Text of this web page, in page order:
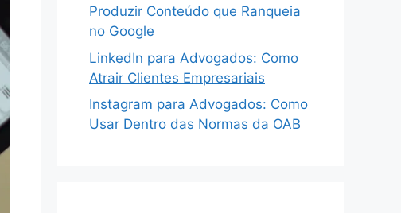
Produzir Conteúdo que Ranqueia
no Google
LinkedIn para Advogados: Como
Atrair Clientes Empresariais
Instagram para Advogados: Como
Usar Dentro das Normas da OAB